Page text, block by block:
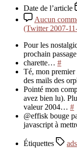
Date de l’article
Aucun
(Twitter 2007-
Pour les
prochain
charette… #
Té, mon premier
des mails des
Pointé mon
avez bien lu).
valeur 2004… #
@effisk bouge
javascript à
Étiquettes